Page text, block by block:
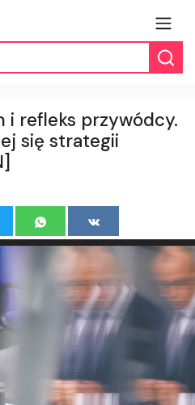
i refleks przywódcy.
się strategii